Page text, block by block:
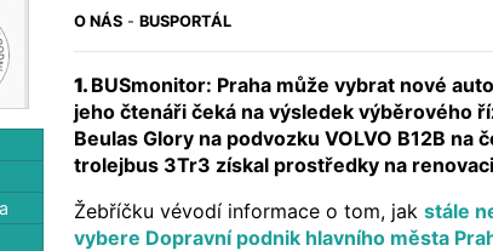
O NÁS -BUSPORTÁL
1. BUSmonitor: Praha může vybrat nové
jeho čtenáři čeká na výsledek výběrového
Beulas Glory na podvozku VOLVO B12B na
trolejbus 3Tr3 získal prostředky na
Žebříčku vévodí informace o tom, jakstále
vybere Dopravní podnik hlavního města